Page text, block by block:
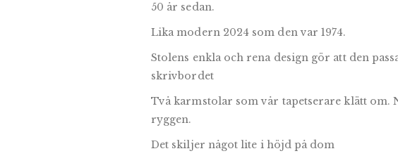
50 år sedan.
Lika modern 2024 som den var 1974.
Stolens enkla och rena design gör att den
skrivbordet
Två karmstolar som vår tapetserare klätt om.
ryggen.
Det skiljer något lite i höjd på dom